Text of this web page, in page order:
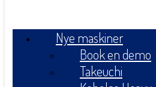
Nye maskiner
Book en demo
Takeuchi